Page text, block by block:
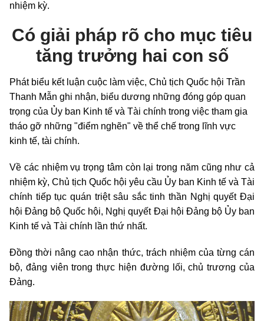
nhiệm kỳ.
Có giải pháp rõ cho mục tiêu
tăng trưởng hai con số
Phát biểu kết luận cuộc làm việc, Chủ tịch Quốc hội Trần
Thanh Mẫn ghi nhận, biểu dương những đóng góp quan
trọng của Ủy ban Kinh tế và Tài chính trong việc tham gia
tháo gỡ những "điểm nghẽn" về thể chế trong lĩnh vực
kinh tế, tài chính.
Về các nhiệm vụ trọng tâm còn lại trong năm cũng như cả
nhiệm kỳ, Chủ tịch Quốc hội yêu cầu Ủy ban Kinh tế và Tài
chính tiếp tục quán triệt sâu sắc tinh thần Nghị quyết Đại
hội Đảng bộ Quốc hội, Nghị quyết Đại hội Đảng bộ Ủy ban
Kinh tế và Tài chính lần thứ nhất.
Đồng thời nâng cao nhận thức, trách nhiệm của từng cán
bộ, đảng viên trong thực hiện đường lối, chủ trương của
Đảng.